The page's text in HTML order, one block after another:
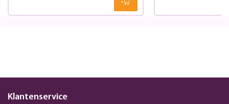
Klantenservice